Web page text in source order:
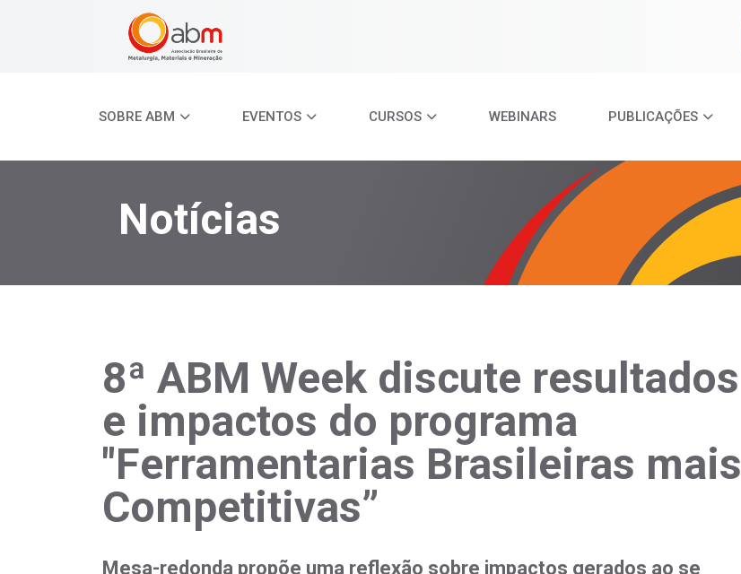
SOBRE ABM EVENTOS CURSOS WEBINARS PUBLICAÇÕES
Notícias
8ª ABM Week discute resultados
e impactos do programa
"Ferramentarias Brasileiras mais
Competitivas”
Mesa-redonda propõe uma reflexão sobre impactos gerados ao se